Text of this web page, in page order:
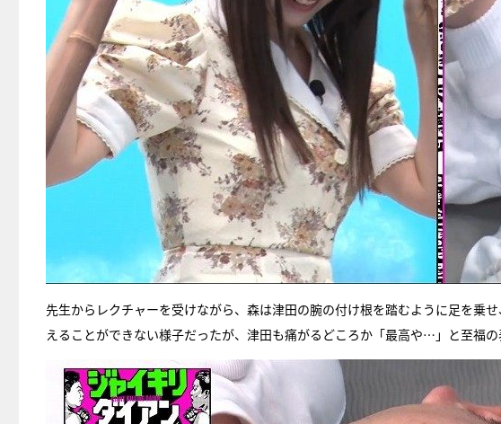
先生からレクチャーを受けながら、森は津田の腕の付け根を踏むように足を乗
えることができない様子だったが、津田も痛がるどころか「最高や…」と至福の